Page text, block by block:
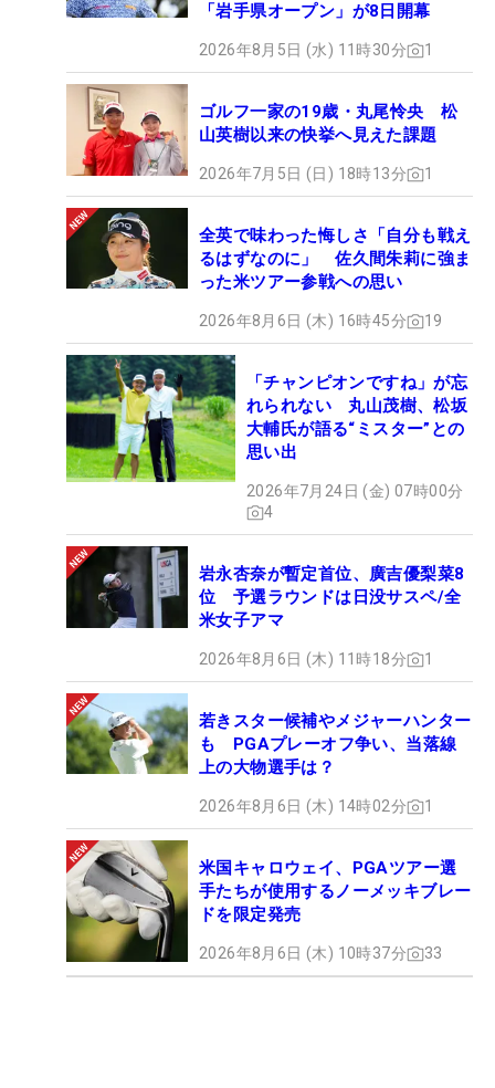
「岩手県オープン」が8日開幕
2026年8月5日 (水) 11時30分 1
ゴルフ一家の19歳・丸尾怜央 松
山英樹以来の快挙へ見えた課題
2026年7月5日 (日) 18時13分 1
全英で味わった悔しさ「自分も戦え
るはずなのに」 佐久間朱莉に強ま
った米ツアー参戦への思い
2026年8月6日 (木) 16時45分 19
「チャンピオンですね」が忘
れられない 丸山茂樹、松坂
大輔氏が語る“ミスター”との
思い出
2026年7月24日 (金) 07時00分
4
岩永杏奈が暫定首位、廣吉優梨菜8
位 予選ラウンドは日没サスペ/全
米女子アマ
2026年8月6日 (木) 11時18分 1
若きスター候補やメジャーハンター
も PGAプレーオフ争い、当落線
上の大物選手は？
2026年8月6日 (木) 14時02分 1
米国キャロウェイ、PGAツアー選
手たちが使用するノーメッキブレー
ドを限定発売
2026年8月6日 (木) 10時37分 33